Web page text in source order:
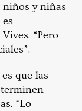
niños y niñas
“Pero
que las
“Lo